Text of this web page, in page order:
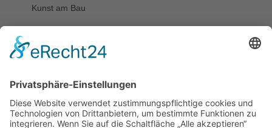
Kunst am Bau
Am Behnckenhof37, Schule Tremser Teich,
EIGENTÜMER
Hansestadt Lübeck